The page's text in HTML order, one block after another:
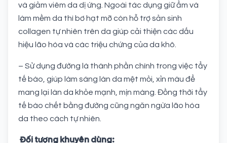
và giảm viêm da dị ứng. Ngoài tác dụng giữ ẩm và
làm mềm da thì bơ hạt mỡ còn hỗ trợ sản sinh
collagen tự nhiên trên da giúp cải thiện các dấu
hiệu lão hóa và các triệu chứng của da khô.
– Sử dụng đường là thành phần chính trong việc tẩy
tế bào, giúp làm sáng làn da mệt mỏi, xỉn màu để
mang lại làn da khỏe mạnh, mịn màng. Đồng thời tẩy
tế bào chết bằng đường cũng ngăn ngừa lão hóa
da theo cách tự nhiên.
Đối tượng khuyên dùng: